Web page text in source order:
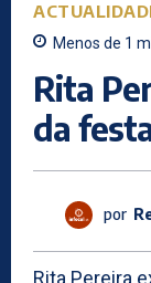
Menos de 1
Rita
da
por
Rita Pereira